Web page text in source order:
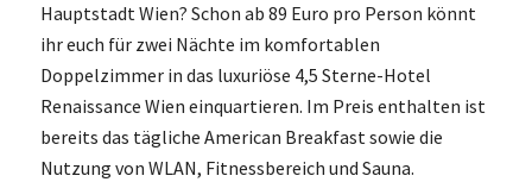
Hauptstadt Wien? Schon ab 89 Euro pro Person könnt
ihr euch für zwei Nächte im komfortablen
Doppelzimmer in das luxuriöse 4,5 Sterne-Hotel
Renaissance Wien einquartieren. Im Preis enthalten ist
bereits das tägliche American Breakfast sowie die
Nutzung von WLAN, Fitnessbereich und Sauna.